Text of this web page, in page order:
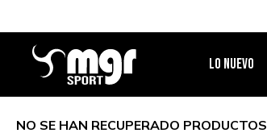
LO NUEVO
NO SE HAN RECUPERADO PRODUCTOS